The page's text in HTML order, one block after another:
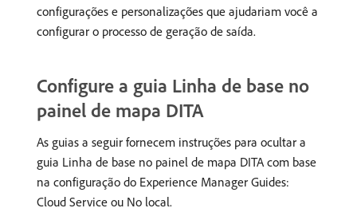
configurações e personalizações que ajudariam você a
configurar o processo de geração de saída.
Configure a guia Linha de base no
painel de mapa DITA
As guias a seguir fornecem instruções para ocultar a
guia Linha de base no painel de mapa DITA com base
na configuração do Experience Manager Guides:
Cloud Service ou No local.